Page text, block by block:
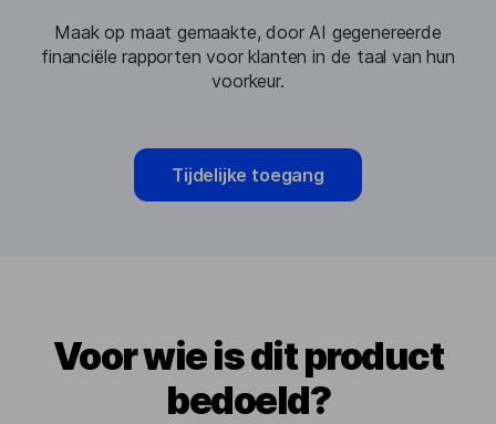
Maak op maat gemaakte, door AI gegenereerde
financiële rapporten voor klanten in de taal van hun
voorkeur.
Tijdelijke toegang
Voor wie is dit product
bedoeld?